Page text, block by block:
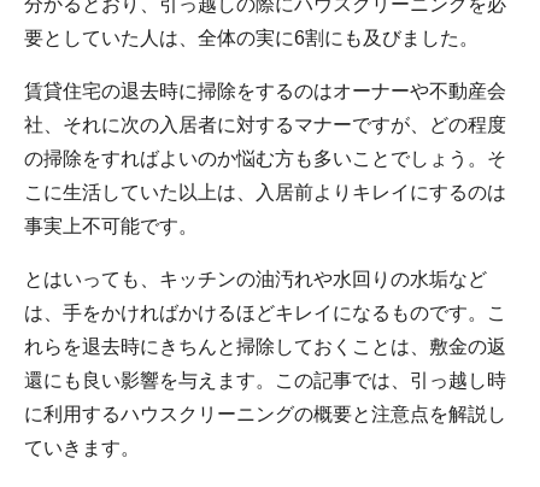
要としていた人は、全体の実に6割にも及びました。
賃貸住宅の退去時に掃除をするのはオーナーや不動産会
社、それに次の入居者に対するマナーですが、どの程度
の掃除をすればよいのか悩む方も多いことでしょう。そ
こに生活していた以上は、入居前よりキレイにするのは
事実上不可能です。
とはいっても、キッチンの油汚れや水回りの水垢など
は、手をかければかけるほどキレイになるものです。こ
れらを退去時にきちんと掃除しておくことは、敷金の返
還にも良い影響を与えます。この記事では、引っ越し時
に利用するハウスクリーニングの概要と注意点を解説し
ていきます。